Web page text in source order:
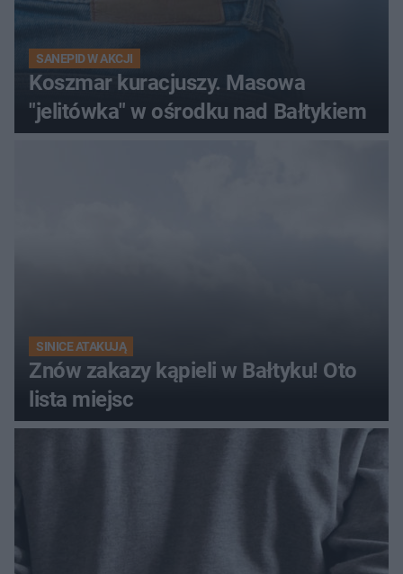
SANEPID W AKCJI
Koszmar kuracjuszy. Masowa
"jelitówka" w ośrodku nad Bałtykiem
SINICE ATAKUJĄ
Znów zakazy kąpieli w Bałtyku! Oto
lista miejsc